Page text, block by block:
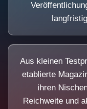
Aus kleinen
etablierte
ihren
Reichweite und